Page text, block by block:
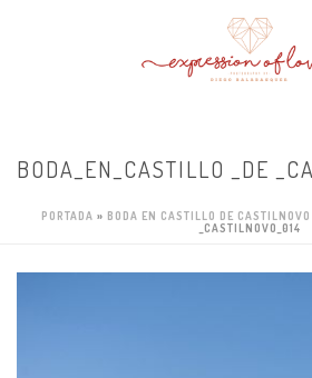
BODA_EN_CASTILLO _DE
PORTADA » BODA EN CASTILLO DE CASTILNOVO
_CASTILNOVO_014